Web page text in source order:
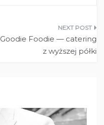
Goodie Foodie — catering
z wyższej półki